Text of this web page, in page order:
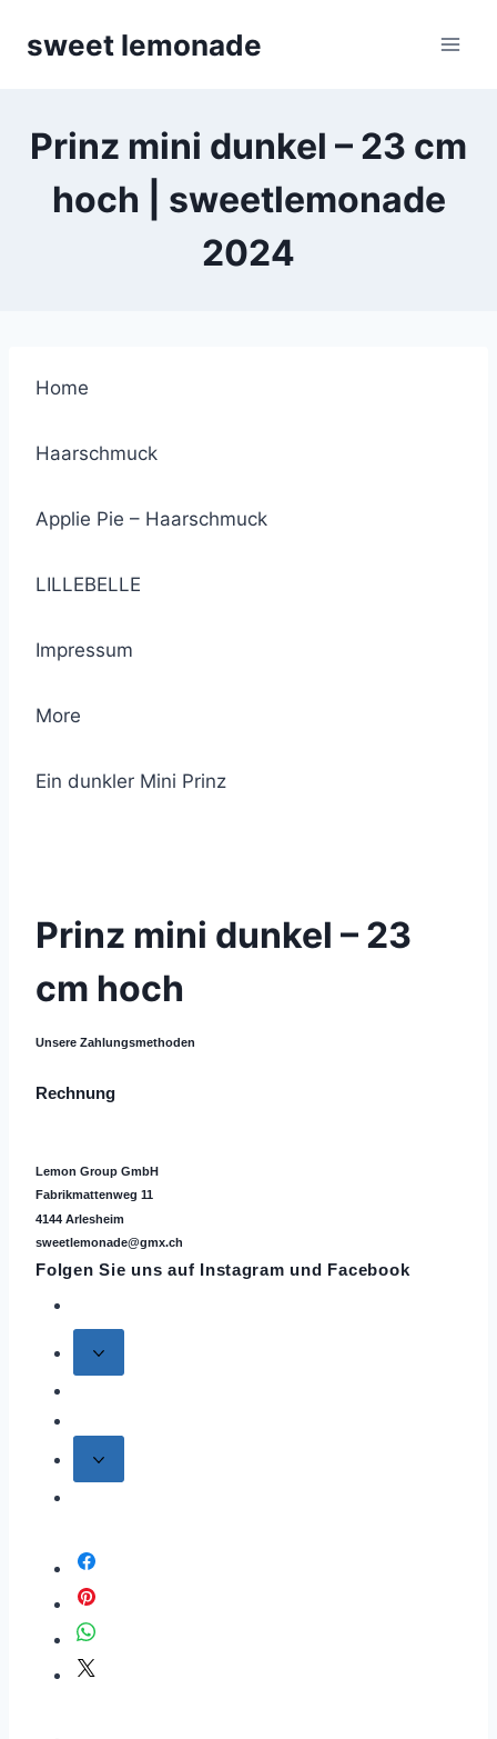
sweet lemonade
Prinz mini dunkel – 23 cm
hoch | sweetlemonade
2024
Home
Haarschmuck
Applie Pie – Haarschmuck
LILLEBELLE
Impressum
More
Ein dunkler Mini Prinz
Prinz mini dunkel – 23
cm hoch
Unsere Zahlungsmethoden
Rechnung
Lemon Group GmbH
Fabrikmattenweg 11
4144 Arlesheim
sweetlemonade@gmx.ch
Folgen Sie uns auf Instagram und Facebook